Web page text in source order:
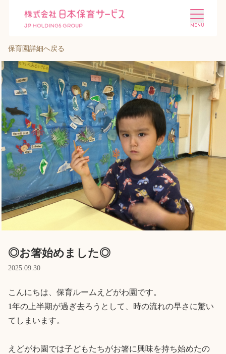
施設を探す 選ばれる理由
会社概要 ニュース
投資家情報 採用情報
Language
プライバシーポリシー
保育園詳細へ戻る
◎お箸始めました◎
2025.09.30
こんにちは、保育ルームえどがわ園です。
1年の上半期が過ぎ去ろうとして、時の流れの早さに驚い
てしまいます。
えどがわ園では子どもたちがお箸に興味を持ち始めたの